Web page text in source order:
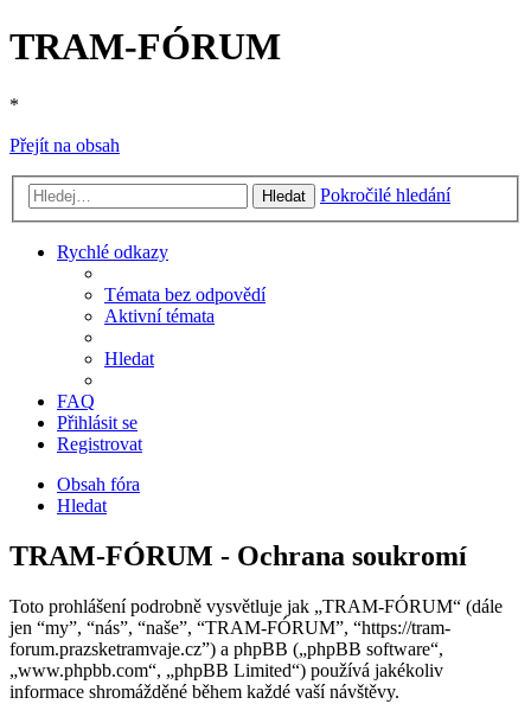
TRAM-FÓRUM
*
Přejít na obsah
Hledat Pokročilé hledání
Rychlé odkazy
Témata bez odpovědí
Aktivní témata
Hledat
FAQ
Přihlásit se
Registrovat
Obsah fóra
Hledat
TRAM-FÓRUM - Ochrana soukromí
Toto prohlášení podrobně vysvětluje jak „TRAM-FÓRUM“ (dále
jen “my”, “nás”, “naše”, “TRAM-FÓRUM”, “https://tram-
forum.prazsketramvaje.cz”) a phpBB („phpBB software“,
„www.phpbb.com“, „phpBB Limited“) používá jakékoliv
informace shromážděné během každé vaší návštěvy.